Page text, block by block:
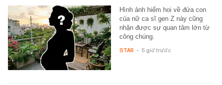
Hình ảnh hiếm hoi về đứa con
của nữ ca sĩ gen Z này cũng
nhận được sự quan tâm lớn từ
công chúng.
STAR - 5 giờ trước